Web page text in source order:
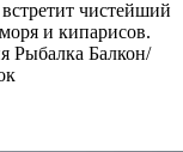
чистейший
и кипарисов.
Рыбалка Балкон/